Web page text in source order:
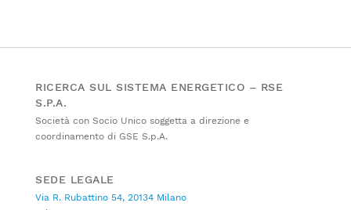
RICERCA SUL SISTEMA ENERGETICO – RSE
S.P.A.
Società con Socio Unico soggetta a direzione e
coordinamento di GSE S.p.A.
SEDE LEGALE
Via R. Rubattino 54, 20134 Milano